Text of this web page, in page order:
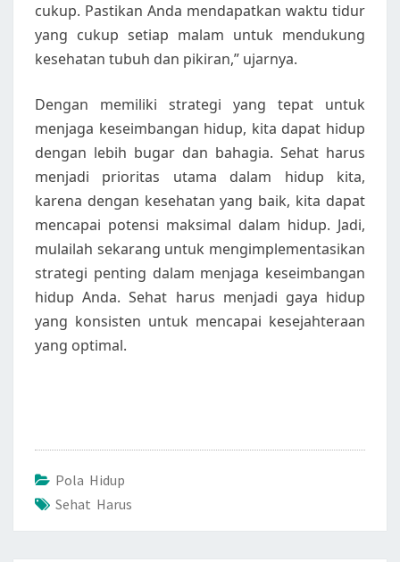
cukup. Pastikan Anda mendapatkan waktu tidur
yang cukup setiap malam untuk mendukung
kesehatan tubuh dan pikiran,” ujarnya.
Dengan memiliki strategi yang tepat untuk
menjaga keseimbangan hidup, kita dapat hidup
dengan lebih bugar dan bahagia. Sehat harus
menjadi prioritas utama dalam hidup kita,
karena dengan kesehatan yang baik, kita dapat
mencapai potensi maksimal dalam hidup. Jadi,
mulailah sekarang untuk mengimplementasikan
strategi penting dalam menjaga keseimbangan
hidup Anda. Sehat harus menjadi gaya hidup
yang konsisten untuk mencapai kesejahteraan
yang optimal.
Pola Hidup
Sehat Harus